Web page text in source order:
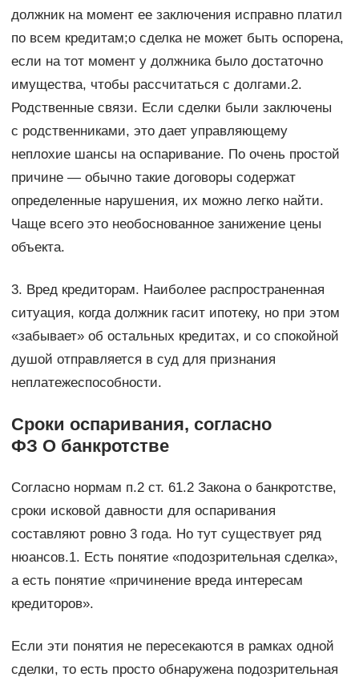
должник на момент ее заключения исправно платил
по всем кредитам;o сделка не может быть оспорена,
если на тот момент у должника было достаточно
имущества, чтобы рассчитаться с долгами.2.
Родственные связи. Если сделки были заключены
с родственниками, это дает управляющему
неплохие шансы на оспаривание. По очень простой
причине — обычно такие договоры содержат
определенные нарушения, их можно легко найти.
Чаще всего это необоснованное занижение цены
объекта.
3. Вред кредиторам. Наиболее распространенная
ситуация, когда должник гасит ипотеку, но при этом
«забывает» об остальных кредитах, и со спокойной
душой отправляется в суд для признания
неплатежеспособности.
Сроки оспаривания, согласно
ФЗ О банкротстве
Согласно нормам п.2 ст. 61.2 Закона о банкротстве,
сроки исковой давности для оспаривания
составляют ровно 3 года. Но тут существует ряд
нюансов.1. Есть понятие «подозрительная сделка»,
а есть понятие «причинение вреда интересам
кредиторов».
Если эти понятия не пересекаются в рамках одной
сделки, то есть просто обнаружена подозрительная